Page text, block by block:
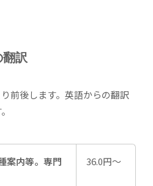
訳
前後します。英語からの翻訳
案内等。専門
36.0円～